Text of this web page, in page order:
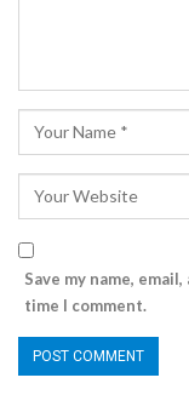
Save my name,
time I comment.